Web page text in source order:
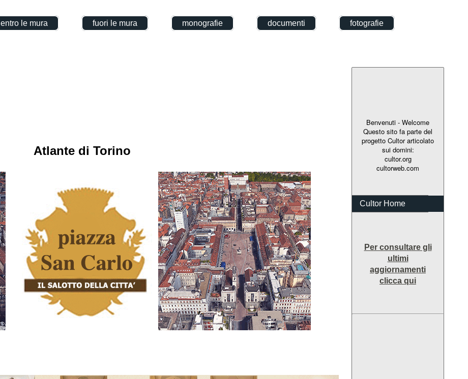
entro le mura fuori le mura monografie documenti fotografie
Benvenuti - Welcome
Questo sito fa parte del
progetto Cultor articolato
sui domini:
cultor.org
cultorweb.com
Cultor Home
Per consultare gli
ultimi
aggiornamenti
clicca qui
Atlante di Torino